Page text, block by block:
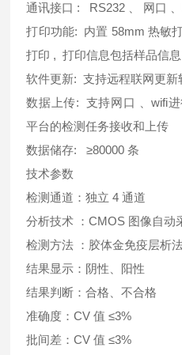
通讯接口 : RS232 、 网口
打印功能: 内置 58mm 热敏
打印 , 打印信息包括样品信
软件更新: 支持远程联网更新
数据上传: 支持网口 、wifi
平台的检测任务接收和上传
数据储存: ≥80000 条
技术参数
检测通道：独立 4 通道
分析技术 ：CMOS 图像自动
检测方法 ：胶体金免疫层析
结果显示：阴性、阳性
结果判断：合格、不合格
准确度：CV 值 ≤3%
批间差：CV 值 ≤3%